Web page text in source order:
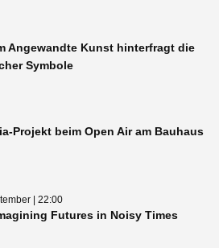
Angewandte Kunst hinterfragt die
Symbole
Projekt beim Open Air am Bauhaus
| 22:00
Futures in Noisy Times